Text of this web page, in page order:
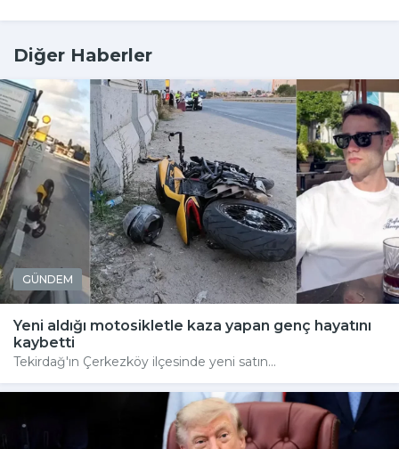
Diğer Haberler
GÜNDEM
Yeni aldığı motosikletle kaza yapan genç hayatını
kaybetti
Tekirdağ'ın Çerkezköy ilçesinde yeni satın...